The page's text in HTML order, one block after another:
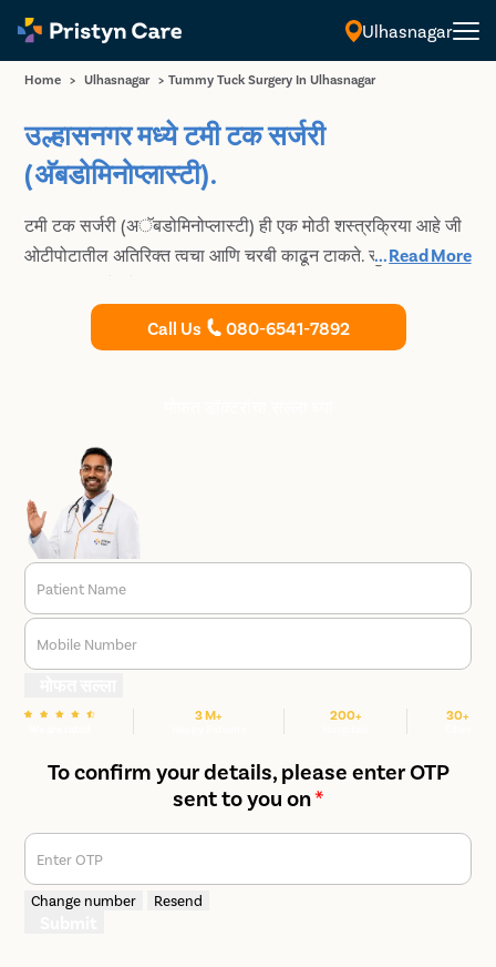
Ulhasnagar
Home > Ulhasnagar > Tummy Tuck Surgery In Ulhasnagar
उल्हासनगर मध्ये टमी टक सर्जरी
(अ‍ॅबडोमिनोप्लास्टी).
टमी टक सर्जरी (अॅबडोमिनोप्लास्टी) ही एक मोठी शस्त्रक्रिया आहे जी
ओटीपोटातील अतिरिक्त त्वचा आणि चरबी काढून टाकते. सुरक्षित आणि
तज्ञ आणि अत्यंत अनुभवी प्लास्टिक सर्जनचा सल्ला घ्या.
...Read More
Call Us 080-6541-7892
Patient Name
Mobile Number
3 M+ 200+ 30+
To confirm your details, please enter OTP
sent to you on*
Enter OTP
Change number Resend